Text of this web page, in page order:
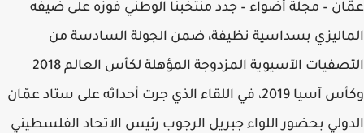
عمّان – مجلة أضواء – جدد منتخبنا الوطني فوزه على ضيفه
الماليزي بسداسية نظيفة، ضمن الجولة السادسة من
التصفيات الآسيوية المزدوجة المؤهلة لكأس العالم 2018
وكأس آسيا 2019، في اللقاء الذي جرت أحداثه على ستاد عمّان
الدولي بحضور اللواء جبريل الرجوب رئيس الاتحاد الفلسطيني